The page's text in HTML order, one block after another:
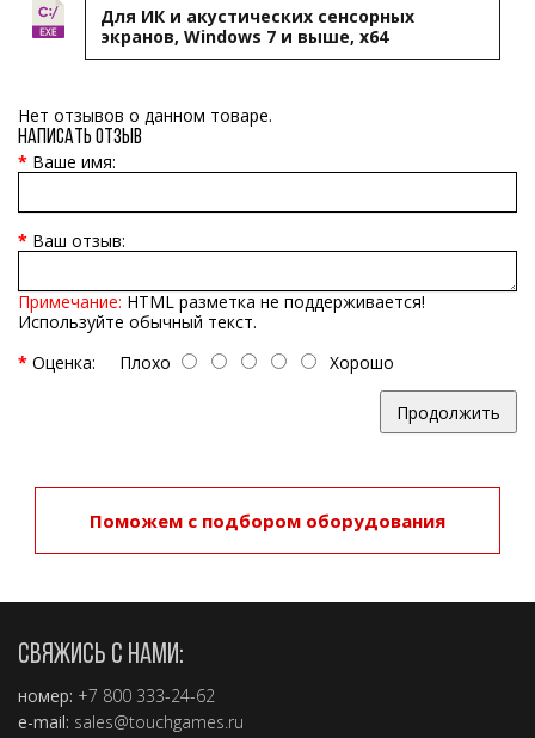
Для ИК и акустических сенсорных
экранов, Windows 7 и выше, x64
Нет отзывов о данном товаре.
Написать отзыв
Ваше имя:
Ваш отзыв:
Примечание: HTML разметка не поддерживается!
Используйте обычный текст.
Оценка: Плохо Хорошо
Продолжить
Поможем с подбором оборудования
СВЯЖИСЬ С НАМИ:
номер: +7 800 333-24-62
e-mail: sales@touchgames.ru